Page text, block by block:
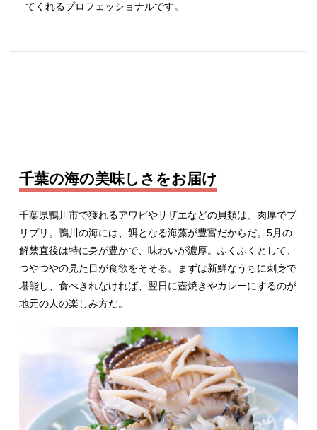
てくれるプロフェッショナルです。
千葉の海の美味しさをお届け
千葉県鴨川市で獲れるアワビやサザエなどの貝類は、肉厚でプ
リプリ。鴨川の海には、餌となる海藻が豊富だからだ。5月の
解禁直後は特に身が豊かで、味わいが濃厚。ふくふくとして、
つやつやの見た目が食欲をそそる。まずは新鮮なうちに刺身で
堪能し、食べきれなければ、翌日に壺焼きやカレーにするのが
地元の人の楽しみ方だ。